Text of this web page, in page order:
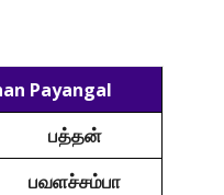
Payangal
பத்தன்
பவளச்சம்பா